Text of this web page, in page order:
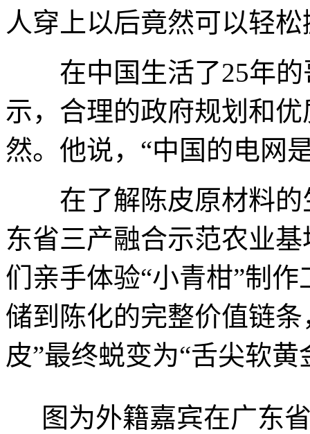
人穿上以后竟然可以轻
在中国生活了25年的
示，合理的政府规划和
然。他说，“中国的电网
在了解陈皮原材料的
东省三产融合示范农业
们亲手体验“小青柑”制
储到陈化的完整价值链
皮”最终蜕变为“舌尖软黄
图为外籍嘉宾在广东